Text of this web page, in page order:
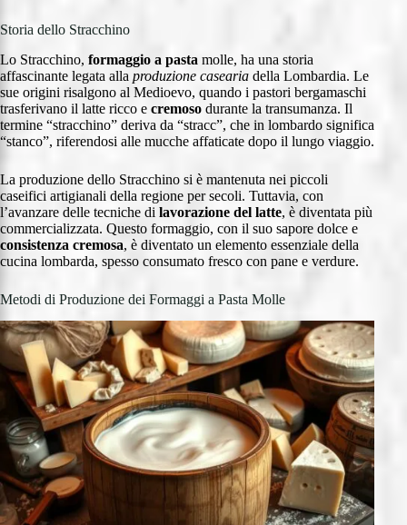
Storia dello Stracchino
Lo Stracchino, formaggio a pasta molle, ha una storia
affascinante legata alla produzione casearia della Lombardia. Le
sue origini risalgono al Medioevo, quando i pastori bergamaschi
trasferivano il latte ricco e cremoso durante la transumanza. Il
termine “stracchino” deriva da “stracc”, che in lombardo significa
“stanco”, riferendosi alle mucche affaticate dopo il lungo viaggio.
La produzione dello Stracchino si è mantenuta nei piccoli
caseifici artigianali della regione per secoli. Tuttavia, con
l’avanzare delle tecniche di lavorazione del latte, è diventata più
commercializzata. Questo formaggio, con il suo sapore dolce e
consistenza cremosa, è diventato un elemento essenziale della
cucina lombarda, spesso consumato fresco con pane e verdure.
Metodi di Produzione dei Formaggi a Pasta Molle